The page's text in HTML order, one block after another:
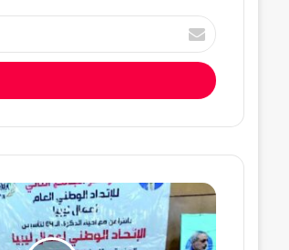
أدخل
بريدك
الإلكتروني